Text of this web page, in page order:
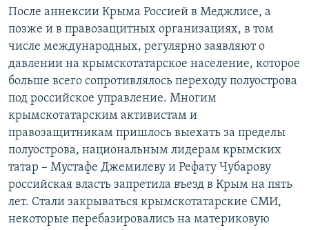
После аннексии Крыма Россией в Меджлисе, а
позже и в правозащитных организациях, в том
числе международных, регулярно заявляют о
давлении на крымскотатарское население, которое
больше всего сопротивлялось переходу полуострова
под российское управление. Многим
крымскотатарским активистам и
правозащитникам пришлось выехать за пределы
полуострова, национальным лидерам крымских
татар – Мустафе Джемилеву и Рефату Чубарову
российская власть запретила въезд в Крым на пять
лет. Стали закрываться крымскотатарские СМИ,
некоторые перебазировались на материковую